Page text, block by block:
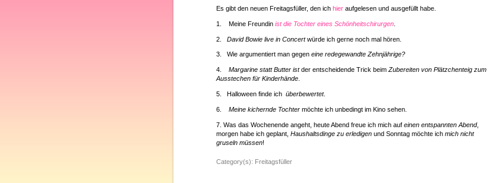
10-
Es gibt den neuen Freitagsfüller, den ich hier aufgelesen und ausgefüllt habe.
1. Meine Freundin ist die Tochter eines Schönheitschirurgen
2. David Bowie live in Concertwürde ich gerne noch mal hören.
3. Wie argumentiert man gegen eine redegewandte Zehnjährige?
4. Margarine statt Butter istder entscheidende Trick beim Zubereiten von Plätzchenteig zum
Ausstechen für Kinderhände
5. Halloween finde ich überbewertet.
6. Meine kichernde Tochter möchte ich unbedingt im Kino sehen.
7. Was das Wochenende angeht, heute Abend freue ich mich auf einen entspannten Abend,
morgen habe ich geplant, Haushaltsdinge zu erledigen und Sonntag möchte ich mich nicht
gruseln müssen!
Category(s): Freitagsfüller